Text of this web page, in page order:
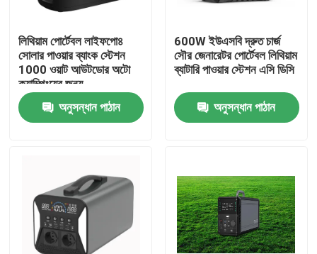
পণ্য
আমাদের সম্পর্কে
লিথিয়াম পোর্টেবল লাইফপো৪
সোলার পাওয়ার ব্যাংক স্টেশন
1000 ওয়াট আউটডোর অটো
ক্যাম্পিংয়ের জন্য
অনুসন্ধান পাঠান
600W ইউএসবি দ্রুত চার্জ
সৌর জেনারেটর পোর্টেবল লিথিয়াম
ব্যাটারি পাওয়ার স্টেশন এসি ডিসি
অনুসন্ধান পাঠান